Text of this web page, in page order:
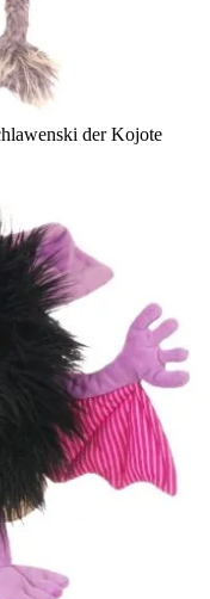
mit
und geöffnetem
der Kojote